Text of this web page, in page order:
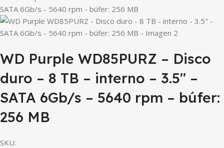
WD Purple WD85PURZ – Disco
duro – 8 TB – interno – 3.5″ –
SATA 6Gb/s – 5640 rpm – búfer:
256 MB
SKU: